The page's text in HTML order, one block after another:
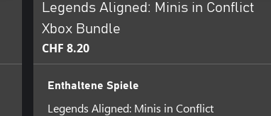
Legends Aligned: Minis in Conflict
Xbox Bundle
CHF 8.20
Enthaltene Spiele
Legends Aligned: Minis in Conflict